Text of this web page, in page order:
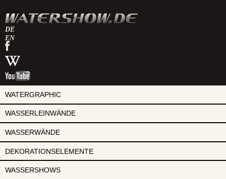
DE
EN
watershow
auf
facebook
watershow
bei
wikipedia
watershow
youtube
WATERGRAPHIC
WASSERLEINWÄNDE
WASSERWÄNDE
DEKORATIONSELEMENTE
WASSERSHOWS